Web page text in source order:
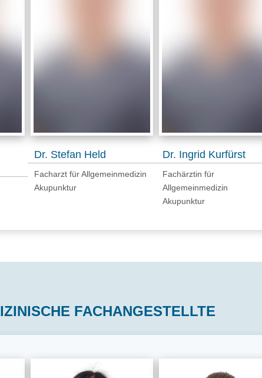
Dr. Stefan Held
Facharzt für Allgemeinmedizin
Akupunktur
Dr. Ingrid Kurfürst
Fachärztin für
Allgemeinmedizin
Akupunktur
FACHANGESTELLTE